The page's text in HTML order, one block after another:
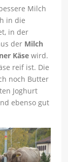
Milch
in die
in der
der Milch
Käse wird.
reif ist. Die
noch Butter
Joghurt
ebenso gut